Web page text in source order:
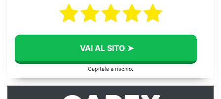
VAI AL SITO ➤
Capitale a rischio.